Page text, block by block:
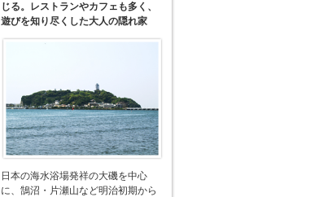
じる。レストランやカフェも多く、
遊びを知り尽くした大人の隠れ家
日本の海水浴場発祥の大磯を中心
に、鵠沼・片瀬山など明治初期から